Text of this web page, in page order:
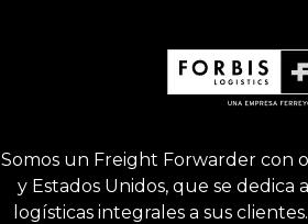
Somos un Freight Forwarder con
y Estados Unidos, que se dedica
logísticas integrales a sus